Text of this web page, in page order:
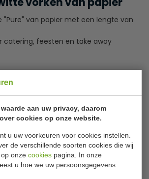
aan uw privacy, daarom
cookies op onze website.
u uw voorkeuren voor cookies instellen.
de verschillende soorten cookies die wij
onze cookies pagina. In onze
u hoe we uw persoonsgegevens
"Pure" van papier met een lengte van
catering, feesten en take away
en composteerbaar
50°C
70°C
Lees meer
PS88065